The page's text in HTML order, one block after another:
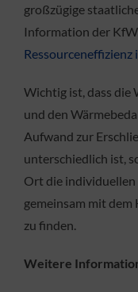
großzügige
Information der KfW
Wichtig ist, dass die
und den
Aufwand zur
unterschiedlich ist,
Ort die individuellen
gemeinsam mit dem
zu finden.
Weitere